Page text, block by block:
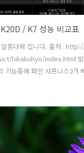
/ K7 성능 비교표
알흠다워 집니다. 출처 :
hikakuhyo/index.html 발
기능중에 파인 샤프니스2가
불복 랜덤이기 때문에.. 아마
작할꺼라 생각합니다..^^